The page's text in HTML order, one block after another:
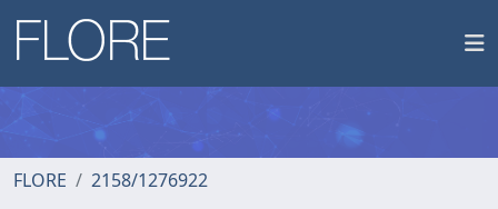
FLORE 2158/1276922